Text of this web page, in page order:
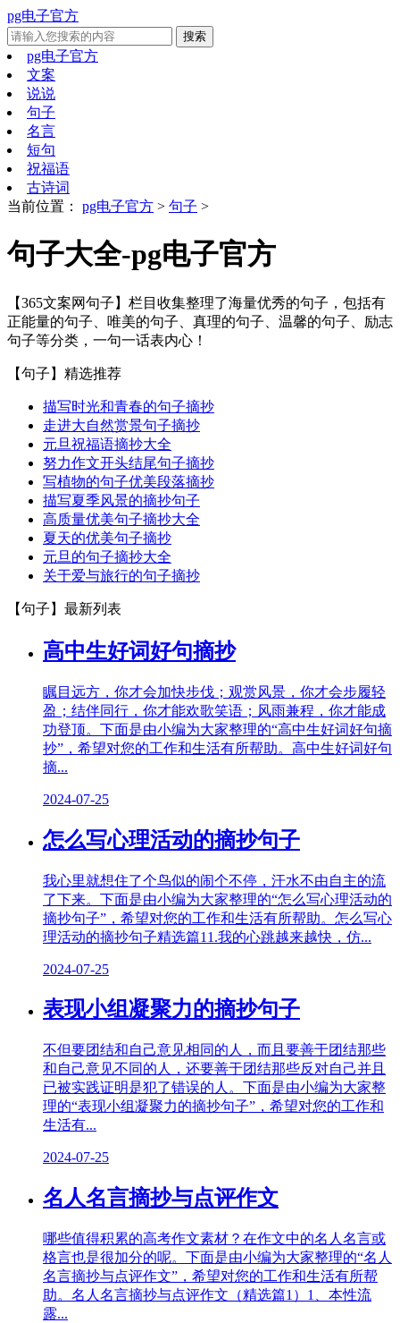
pg电子官方
pg电子官方
文案
说说
句子
名言
短句
祝福语
古诗词
当前位置：
pg电子官方 > 句子 >
句子大全-pg电子官方
【365文案网句子】栏目收集整理了海量优秀的句子，包括有
正能量的句子、唯美的句子、真理的句子、温馨的句子、励志
句子等分类，一句一话表内心！
【句子】 精选推荐
描写时光和青春的句子摘抄
走进大自然赏景句子摘抄
元旦祝福语摘抄大全
努力作文开头结尾句子摘抄
写植物的句子优美段落摘抄
描写夏季风景的摘抄句子
高质量优美句子摘抄大全
夏天的优美句子摘抄
元旦的句子摘抄大全
关于爱与旅行的句子摘抄
【句子】 最新列表
高中生好词好句摘抄
瞩目远方，你才会加快步伐；观赏风景，你才会步履轻
盈；结伴同行，你才能欢歌笑语；风雨兼程，你才能成
功登顶。下面是由小编为大家整理的“高中生好词好句摘
抄”，希望对您的工作和生活有所帮助。高中生好词好句
摘...
2024-07-25
怎么写心理活动的摘抄句子
我心里就想住了个鸟似的闹个不停，汗水不由自主的流
了下来。下面是由小编为大家整理的“怎么写心理活动的
摘抄句子”，希望对您的工作和生活有所帮助。怎么写心
理活动的摘抄句子精选篇11.我的心跳越来越快，仿...
2024-07-25
表现小组凝聚力的摘抄句子
不但要团结和自己意见相同的人，而且要善于团结那些
和自己意见不同的人，还要善于团结那些反对自己并且
已被实践证明是犯了错误的人。下面是由小编为大家整
理的“表现小组凝聚力的摘抄句子”，希望对您的工作和
生活有...
2024-07-25
名人名言摘抄与点评作文
哪些值得积累的高考作文素材？在作文中的名人名言或
格言也是很加分的呢。下面是由小编为大家整理的“名人
名言摘抄与点评作文”，希望对您的工作和生活有所帮
助。名人名言摘抄与点评作文（精选篇1）1、本性流
露...